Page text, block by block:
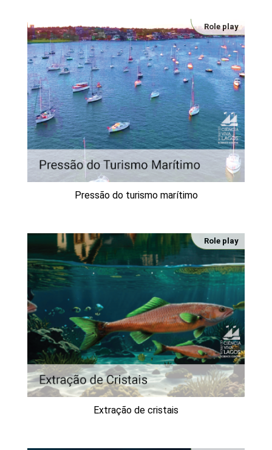
Pressão do turismo marítimo
Role play
Extração de cristais
Role play